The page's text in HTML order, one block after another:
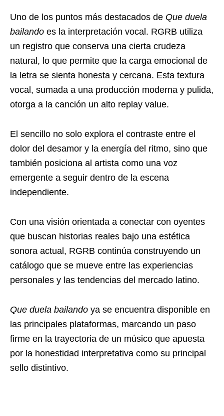
Uno de los puntos más destacados de Que duela
bailando es la interpretación vocal. RGRB utiliza
un registro que conserva una cierta crudeza
natural, lo que permite que la carga emocional de
la letra se sienta honesta y cercana. Esta textura
vocal, sumada a una producción moderna y pulida,
otorga a la canción un alto replay value.
El sencillo no solo explora el contraste entre el
dolor del desamor y la energía del ritmo, sino que
también posiciona al artista como una voz
emergente a seguir dentro de la escena
independiente.
Con una visión orientada a conectar con oyentes
que buscan historias reales bajo una estética
sonora actual, RGRB continúa construyendo un
catálogo que se mueve entre las experiencias
personales y las tendencias del mercado latino.
Que duela bailando ya se encuentra disponible en
las principales plataformas, marcando un paso
firme en la trayectoria de un músico que apuesta
por la honestidad interpretativa como su principal
sello distintivo.